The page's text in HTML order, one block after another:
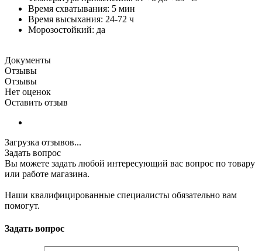
Время схватывания: 5 мин
Время высыхания: 24-72 ч
Морозостойкий: да
Документы
Отзывы
Отзывы
Нет оценок
Оставить отзыв
Загрузка отзывов...
Задать вопрос
Вы можете задать любой интересующий вас вопрос по товару
или работе магазина.
Наши квалифицированные специалисты обязательно вам
помогут.
Задать вопрос